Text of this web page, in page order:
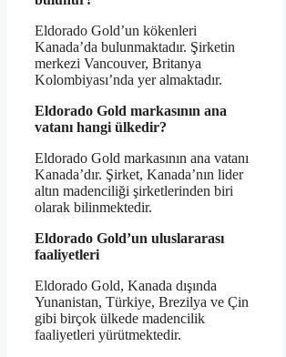
Eldorado Gold’un kökenleri
Kanada’da bulunmaktadır. Şirketin
merkezi Vancouver, Britanya
Kolombiyası’nda yer almaktadır.
Eldorado Gold markasının ana
vatanı hangi ülkedir?
Eldorado Gold markasının ana vatanı
Kanada’dır. Şirket, Kanada’nın lider
altın madenciliği şirketlerinden biri
olarak bilinmektedir.
Eldorado Gold’un uluslararası
faaliyetleri
Eldorado Gold, Kanada dışında
Yunanistan, Türkiye, Brezilya ve Çin
gibi birçok ülkede madencilik
faaliyetleri yürütmektedir.